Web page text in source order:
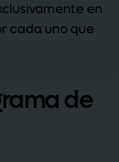
en
cada uno que
de